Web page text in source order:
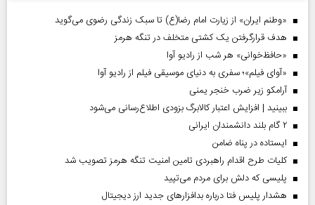
«وطنم ایران» از زیارت امام رضا(ع) تا سبک زندگی رضوی می‌گوید
هدف قرارگرفتن یک کشتی متخلف در تنگه هرمز
«حافظ‌خوانی» هر شب از رادیو آوا
«آوای فیلم»؛ سفری به دنیای موسیقی فیلم از رادیو آوا
آرامکو زیر ضرب خنجر یمنی
ببینید | افزایش اعتبار کالابرگ بزودی اطلاع‌رسانی می‌شود
۲ گام بلند دانشمندان ایرانی
ایستاده در پناه ضامن
کلیات طرح اقدام راهبردی تامین امنیت تنگه هرمز تصویب شد
پلیسی که دلش برای مردم می‌تپید
هشدار پلیس فتا درباره بدافزار‌های جدید ارز دیجیتال